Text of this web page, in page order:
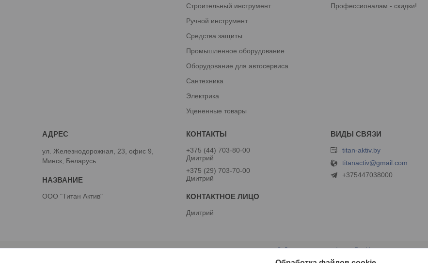
Строительный инструмент
Ручной инструмент
Средства защиты
Промышленное оборудование
Оборудование для автосервиса
Сантехника
Электрика
Уцененные товары
Профессионалам - скидки!
ул. Железнодорожная, 23, офис 9,
Минск, Беларусь
ООО "Титан Актив"
+375 (44) 703-80-00
Дмитрий
+375 (29) 703-70-00
Дмитрий
Дмитрий
titan-aktiv.by
titanactiv@gmail.com
+375447038000
Сайт создан на платформе Deal.by
Политика обработки файлов cookies